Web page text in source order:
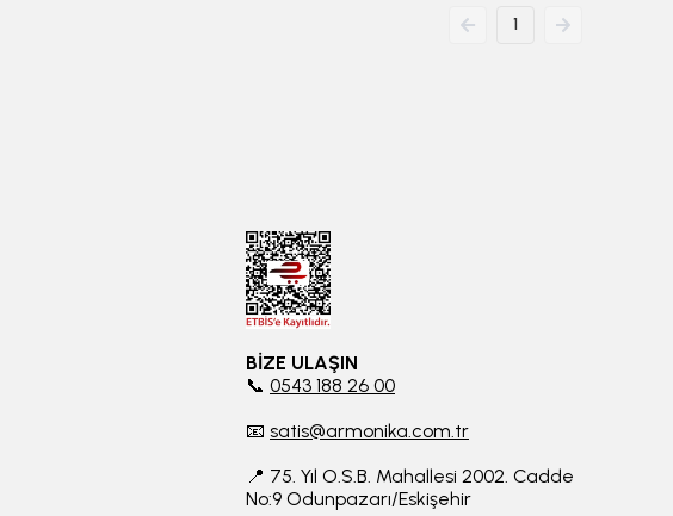
1
BİZE ULAŞIN
📞 0543 188 26 00
📧 satis@armonika.com.tr
📍 75. Yıl O.S.B. Mahallesi 2002. Cadde
No:9 Odunpazarı/Eskişehir